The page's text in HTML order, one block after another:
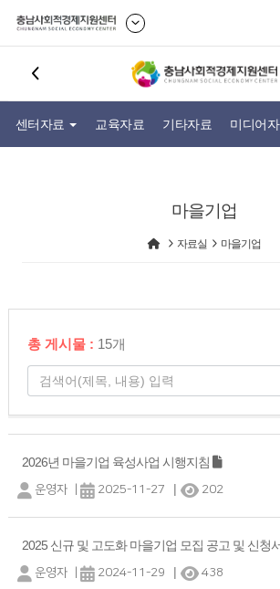
센터자료 교육자료 기타자료 미디어
마을기업
자료실 마을기업
총 게시물 : 15개
2026년 마을기업 육성사업 시행지침
운영자 2025-11-27 | 202
2025 신규 및 고도화 마을기업 모집 공고 및 신청
운영자 2024-11-29 | 438